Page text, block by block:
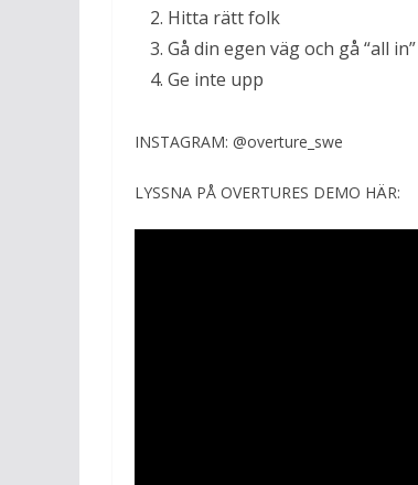
Hitta rätt folk
Gå din egen väg och gå “all in”
Ge inte upp
INSTAGRAM: @overture_swe
LYSSNA PÅ OVERTURES DEMO HÄR: